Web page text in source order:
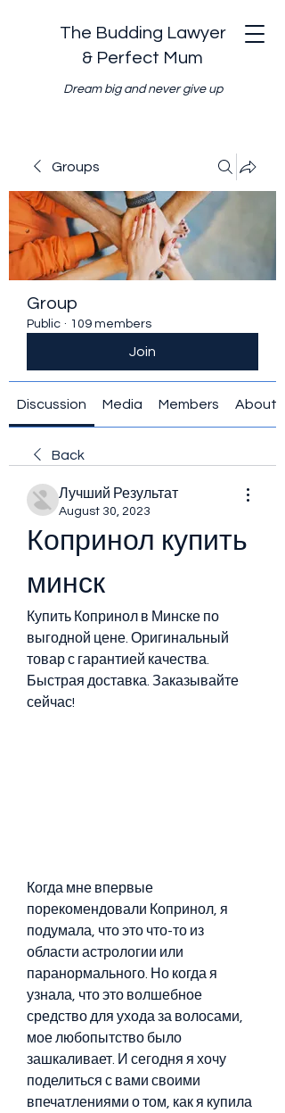
The Budding Lawyer
& Perfect Mum
Dream big and never give up
Groups
Group
Public · 109 members
Join
Discussion Media Members About
Back
Лучший Результат
August 30, 2023
Копринол купить
минск
Купить Копринол в Минске по
выгодной цене. Оригинальный
товар с гарантией качества.
Быстрая доставка. Заказывайте
сейчас!
Когда мне впервые
порекомендовали Копринол, я
подумала, что это что-то из
области астрологии или
паранормального. Но когда я
узнала, что это волшебное
средство для ухода за волосами,
мое любопытство было
зашкаливает. И сегодня я хочу
поделиться с вами своими
впечатлениями о том, как я купила